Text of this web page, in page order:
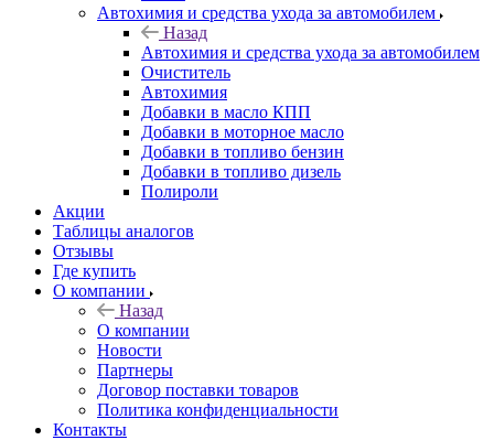
Автохимия и средства ухода за автомобилем
Назад
Автохимия и средства ухода за автомобилем
Очиститель
Автохимия
Добавки в масло КПП
Добавки в моторное масло
Добавки в топливо бензин
Добавки в топливо дизель
Полироли
Акции
Таблицы аналогов
Отзывы
Где купить
О компании
Назад
О компании
Новости
Партнеры
Договор поставки товаров
Политика конфиденциальности
Контакты